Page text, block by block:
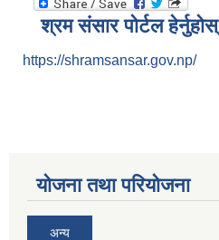
श्रम संसार पोर्टल हेर्नुहोस्
https://shramsansar.gov.np/
योजना तथा परियोजना
अन्य